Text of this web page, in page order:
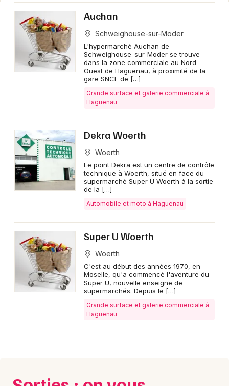
Auchan
Schweighouse-sur-Moder
L'hypermarché Auchan de
Schweighouse-sur-Moder se trouve
dans la zone commerciale au Nord-
Ouest de Haguenau, à proximité de la
gare SNCF de […]
Grande surface et galerie commerciale à
Haguenau
Dekra Woerth
Woerth
Le point Dekra est un centre de contrôle
technique à Woerth, situé en face du
supermarché Super U Woerth à la sortie
de la […]
Automobile et moto à Haguenau
Super U Woerth
Woerth
C'est au début des années 1970, en
Moselle, qu'a commencé l'aventure du
Super U, nouvelle enseigne de
supermarchés. Depuis le […]
Grande surface et galerie commerciale à
Haguenau